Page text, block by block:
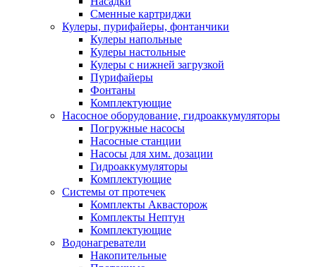
Сменные картриджи
Кулеры, пурифайеры, фонтанчики
Кулеры напольные
Кулеры настольные
Кулеры с нижней загрузкой
Пурифайеры
Фонтаны
Комплектующие
Насосное оборудование, гидроаккумуляторы
Погружные насосы
Насосные станции
Насосы для хим. дозации
Гидроаккумуляторы
Комплектующие
Системы от протечек
Комплекты Аквасторож
Комплекты Нептун
Комплектующие
Водонагреватели
Накопительные